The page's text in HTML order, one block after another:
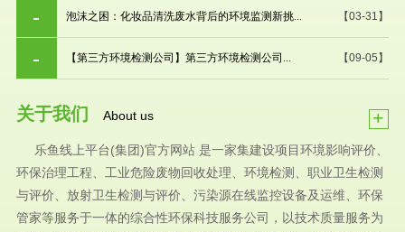
【03-31】
泡沫之困：化妆品清洗废水背后的环境监测新挑...
【09-05】
【第三方环境检测公司】第三方环境检测公司...
关于我们 About us +
乐鱼线上平台(集团)官方网站 是一家集建设项目环境影响评价、
环保治理工程、工业危险废物回收处理、环境检测、职业卫生检测
与评价、放射卫生检测与评价、污染源在线监控设备及运维、环保
管家等服务于一体的综合性环保科技服务公司，以技术质量服务为